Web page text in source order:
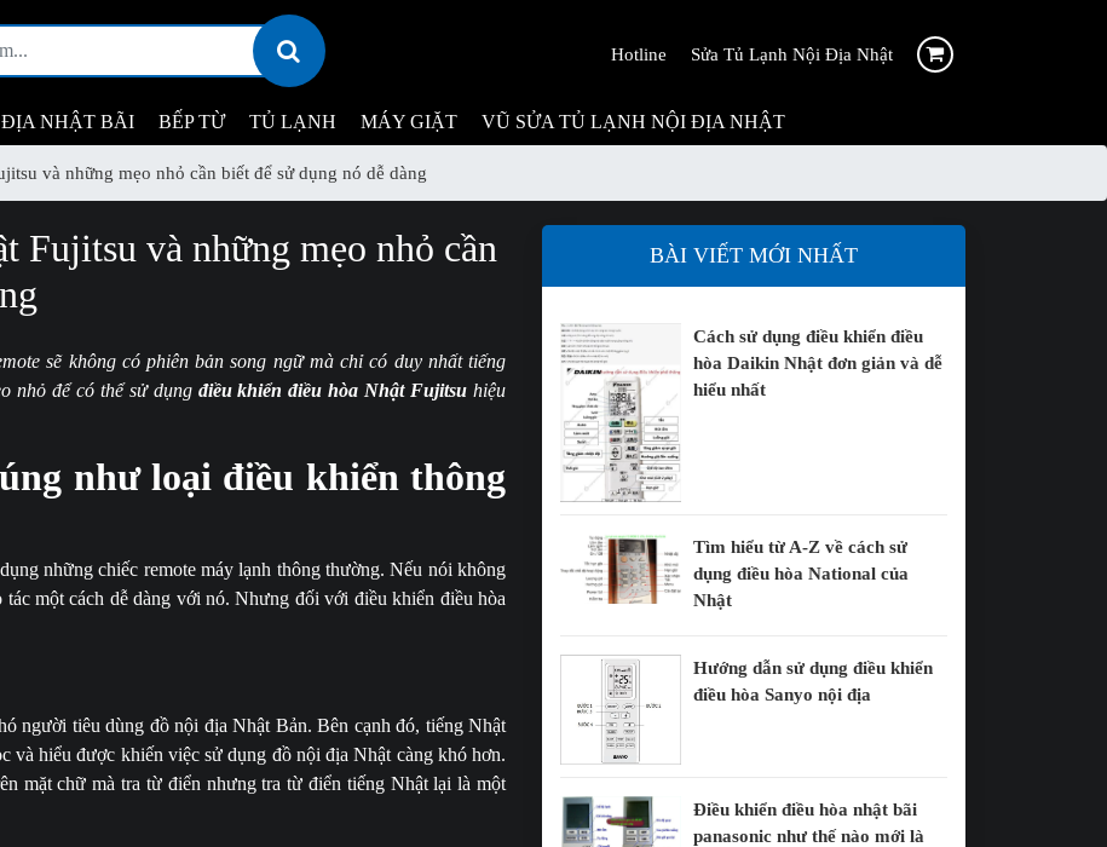
Hotline Sửa Tủ Lạnh Nội Địa Nhật
NHẬT BÃI BẾP TỪ TỦ LẠNH MÁY GIẶT VŨ SỬA TỦ LẠNH NỘI ĐỊA NHẬT
và những mẹo nhỏ cần biết để sử dụng nó dễ dàng
Fujitsu và những mẹo nhỏ cần
sẽ không có phiên bản song ngữ mà chỉ có duy nhất tiếng
nhỏ để có thể sử dụngđiều khiển điều hòa Nhật Fujitsu hiệu
như loại điều khiển thông
những chiếc remote máy lạnh thông thường. Nếu nói không
một cách dễ dàng với nó. Nhưng đối với điều khiển điều hòa
người tiêu dùng đồ nội địa Nhật Bản. Bên cạnh đó, tiếng Nhật
và hiểu được khiến việc sử dụng đồ nội địa Nhật càng khó hơn.
mặt chữ mà tra từ điển nhưng tra từ điển tiếng Nhật lại là một
BÀI VIẾT MỚI NHẤT
Cách sử dụng điều khiển điều
hòa Daikin Nhật đơn giản và dễ
hiểu nhất
Tìm hiểu từ A-Z về cách sử
dụng điều hòa National của
Nhật
Hướng dẫn sử dụng điều khiển
điều hòa Sanyo nội địa
Điều khiển điều hòa nhật bãi
panasonic như thế nào mới là